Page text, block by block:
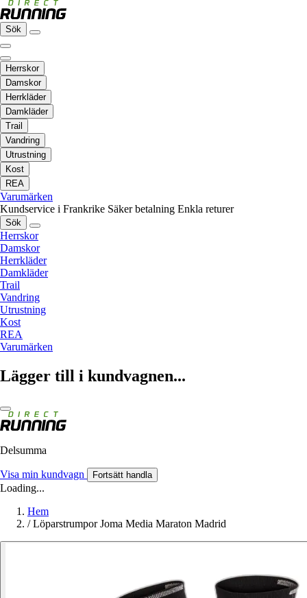
Sök
Herrskor
Damskor
Herrkläder
Damkläder
Trail
Vandring
Utrustning
Kost
REA
Varumärken
Kundservice i Frankrike Säker betalning Enkla returer
Sök
Herrskor
Damskor
Herrkläder
Damkläder
Trail
Vandring
Utrustning
Kost
REA
Varumärken
Lägger till i kundvagnen...
Delsumma
Visa min kundvagn Fortsätt handla
Loading...
Hem
/ Löparstrumpor Joma Media Maraton Madrid